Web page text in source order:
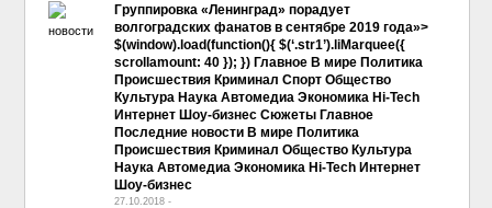
Группировка «Ленинград» порадует
волгоградских фанатов в сентябре 2019 года»>
$(window).load(function(){ $(‘.str1’).liMarquee({
scrollamount: 40 }); }) Главное В мире Политика
Происшествия Криминал Спорт Общество
Культура Наука Автомедиа Экономика Hi-Tech
Интернет Шоу-бизнес Сюжеты Главное
Последние новости В мире Политика
Происшествия Криминал Общество Культура
Наука Автомедиа Экономика Hi-Tech Интернет
Шоу-бизнес
27.10.2018 -